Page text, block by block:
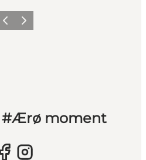
ForrigeNæste
#Ærø moment